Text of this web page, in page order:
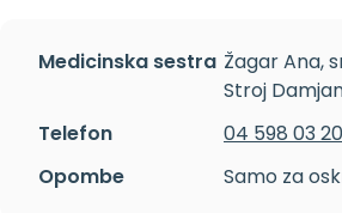
Medicinska sestra Žagar Ana,
Stroj
Telefon
04 598 03 20
Opombe
Samo za